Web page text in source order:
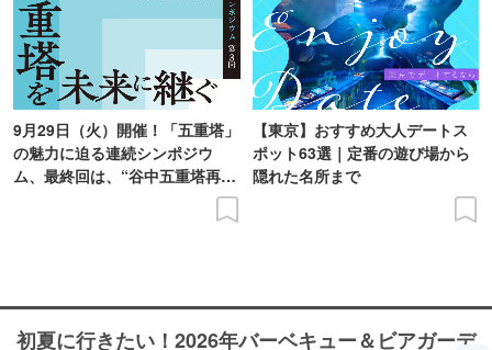
9月29日（火）開催！「五重塔」
の魅力に迫る連続シンポジウ
ム、最終回は、“谷中五重塔再建
【東京】おすすめ大人デートス
ポット63選｜定番の遊び場から
隠れた名所まで
初夏に行きたい！2026年バーベキュー＆ビアガーデ